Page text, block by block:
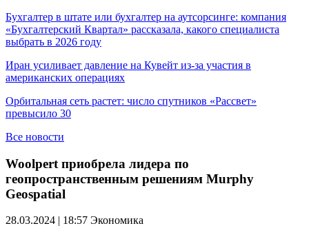
Бухгалтер в штате или бухгалтер на аутсорсинге: компания
«Бухгалтерский Квартал» рассказала, какого специалиста
выбрать в 2026 году
Иран усиливает давление на Кувейт из-за участия в
американских операциях
Орбитальная сеть растет: число спутников «Рассвет»
превысило 30
Все новости
Woolpert приобрела лидера по
геопространственным решениям Murphy
Geospatial
28.03.2024 | 18:57 Экономика